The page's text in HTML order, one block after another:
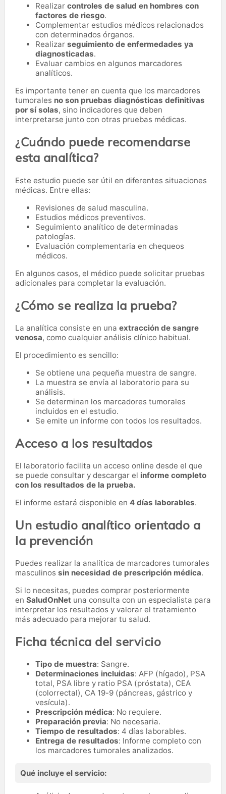
Realizar controles de salud en hombres con
factores de riesgo.
Complementar estudios médicos relacionados
con determinados órganos.
Realizar seguimiento de enfermedades ya
diagnosticadas.
Evaluar cambios en algunos marcadores
analíticos.
Es importante tener en cuenta que los marcadores
tumorales no son pruebas diagnósticas definitivas
por sí solas, sino indicadores que deben
interpretarse junto con otras pruebas médicas.
¿Cuándo puede recomendarse
esta analítica?
Este estudio puede ser útil en diferentes situaciones
médicas. Entre ellas:
Revisiones de salud masculina.
Estudios médicos preventivos.
Seguimiento analítico de determinadas
patologías.
Evaluación complementaria en chequeos
médicos.
En algunos casos, el médico puede solicitar pruebas
adicionales para completar la evaluación.
¿Cómo se realiza la prueba?
La analítica consiste en una extracción de sangre
venosa, como cualquier análisis clínico habitual.
El procedimiento es sencillo:
Se obtiene una pequeña muestra de sangre.
La muestra se envía al laboratorio para su
análisis.
Se determinan los marcadores tumorales
incluidos en el estudio.
Se emite un informe con todos los resultados.
Acceso a los resultados
El laboratorio facilita un acceso online desde el que
se puede consultar y descargar el informe completo
con los resultados de la prueba.
El informe estará disponible en 4 días laborables.
Un estudio analítico orientado a
la prevención
Puedes realizar la analítica de marcadores tumorales
masculinos sin necesidad de prescripción médica.
Si lo necesitas, puedes comprar posteriormente
en SaludOnNet una consulta con un especialista para
interpretar los resultados y valorar el tratamiento
más adecuado para mejorar tu salud.
Ficha técnica del servicio
Tipo de muestra: Sangre.
Determinaciones incluidas: AFP (hígado), PSA
total, PSA libre y ratio PSA (próstata), CEA
(colorrectal), CA 19-9 (páncreas, gástrico y
vesícula).
Prescripción médica: No requiere.
Preparación previa: No necesaria.
Tiempo de resultados: 4 días laborables.
Entrega de resultados: Informe completo con
los marcadores tumorales analizados.
Qué incluye el servicio: